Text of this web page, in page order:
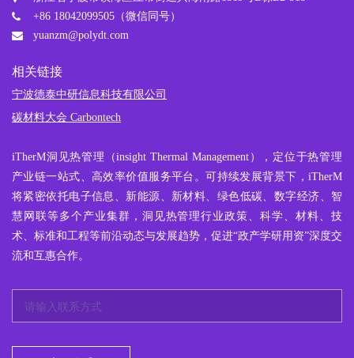
+86 18042099505（微信同号）
yuanzm@polydt.com
相关链接
宁波德泰中研信息科技有限公司
碳材料大会 Carbontech
iTherM洞见热管理
（insight Thermal Management），定位于热管理
产业链一站式、高效率价值服务平台。可持续发展背景下，iTherM
将紧密依托电子信息、新能源、新材料、绿色低碳、数字经济、智
慧网联等多个产业集群，洞见热管理行业政策、科学、材料、技
术、标准和工程等前沿动态与发展趋势，促进“政产学研用资”深度交
流和互惠合作。